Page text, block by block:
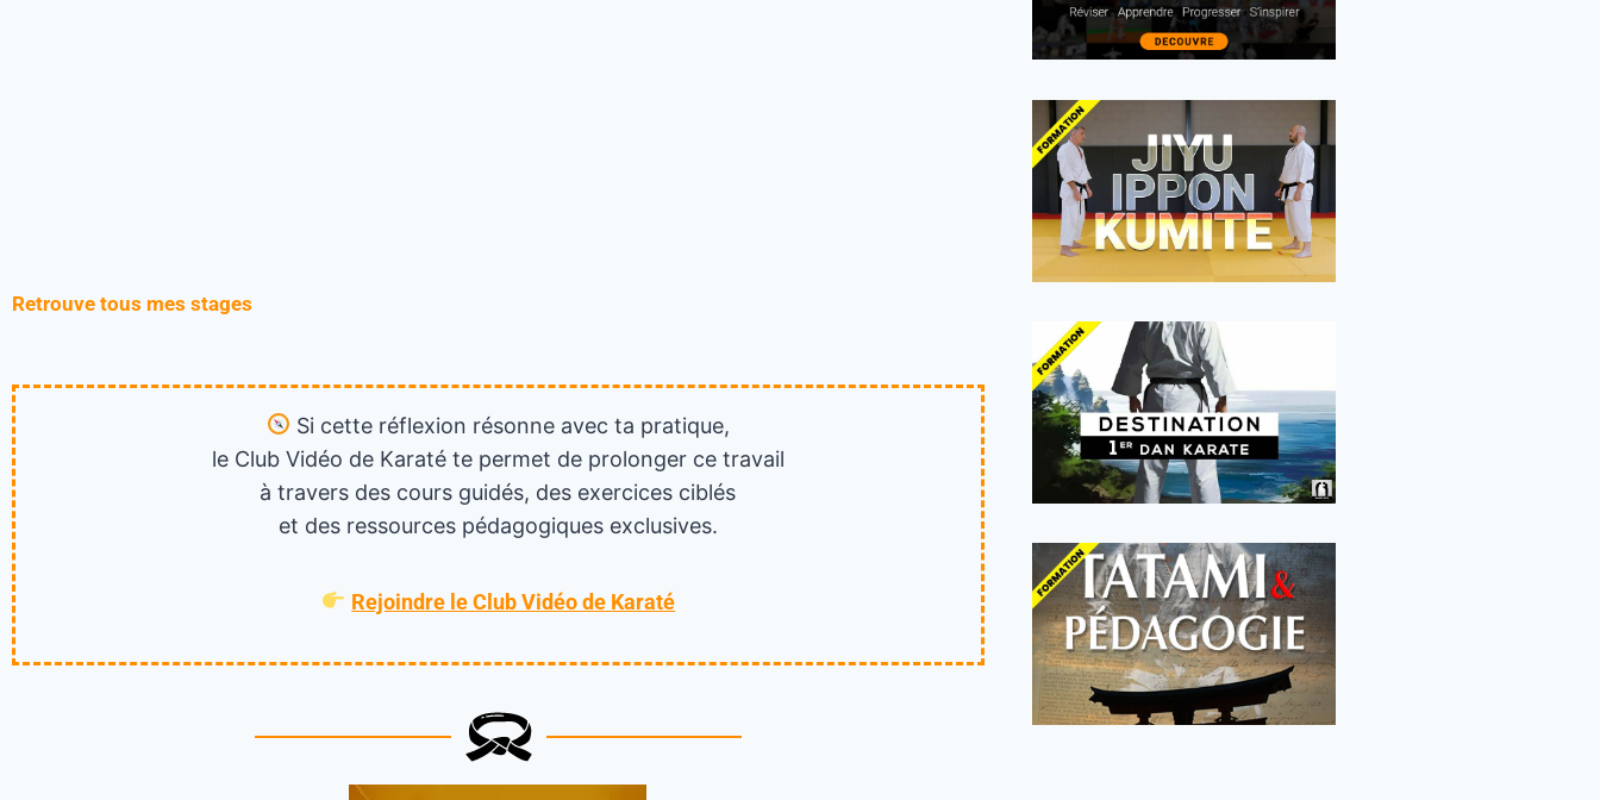
Retrouve tous mes stages
Si cette réflexion résonne avec ta pratique,
le Club Vidéo de Karaté te permet de prolonger ce travail
à travers des cours guidés, des exercices ciblés
et des ressources pédagogiques exclusives.
Rejoindre le Club Vidéo de Karaté